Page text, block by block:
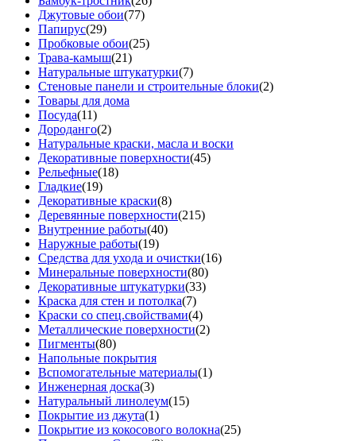
Джутовые обои(77)
Папирус(29)
Пробковые обои(25)
Трава-камыш(21)
Натуральные штукатурки(7)
Стеновые панели и строительные блоки(2)
Товары для дома
Посуда(11)
Дороданго(2)
Натуральные краски, масла и воски
Декоративные поверхности(45)
Рельефные(18)
Гладкие(19)
Декоративные краски(8)
Деревянные поверхности(215)
Внутренние работы(40)
Наружные работы(19)
Средства для ухода и очистки(16)
Минеральные поверхности(80)
Декоративные штукатурки(33)
Краска для стен и потолка(7)
Краски со спец.свойствами(4)
Металлические поверхности(2)
Пигменты(80)
Напольные покрытия
Вспомогательные материалы(1)
Инженерная доска(3)
Натуральный линолеум(15)
Покрытие из джута(1)
Покрытие из кокосового волокна(25)